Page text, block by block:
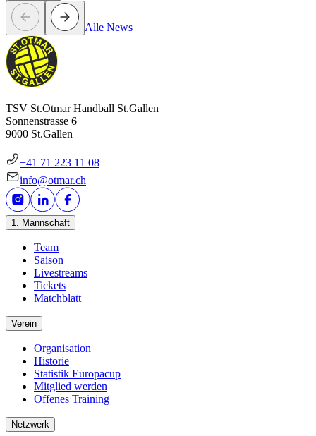
Alle News
TSV St.Otmar Handball St.Gallen
Sonnenstrasse 6
9000 St.Gallen
+41 71 223 11 08
info@otmar.ch
1. Mannschaft
Team
Saison
Livestreams
Tickets
Matchblatt
Verein
Organisation
Historie
Statistik Europacup
Mitglied werden
Offenes Training
Netzwerk